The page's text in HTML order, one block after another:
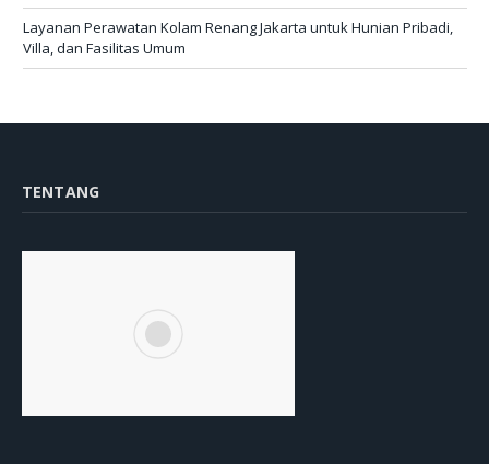
Layanan Perawatan Kolam Renang Jakarta untuk Hunian Pribadi,
Villa, dan Fasilitas Umum
TENTANG